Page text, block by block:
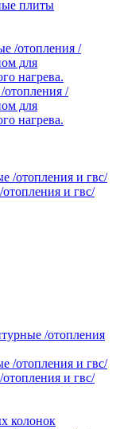
плиты
отопления /
для
нагрева.
и гвс/
/отопления
и гвс/
колонок